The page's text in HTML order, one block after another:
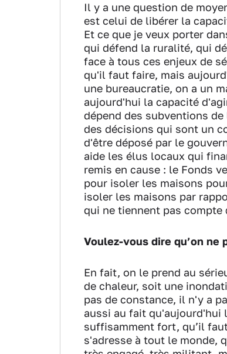
Il y a une question de
est celui de libérer la
Et ce que je veux porter
qui défend la ruralité, qui
face à tous ces enjeux de
qu'il faut faire, mais
une bureaucratie, on a un
aujourd'hui la capacité
dépend des subventions
des décisions qui sont un
d'être déposé par le
aide les élus locaux qui
remis en cause : le Fonds
pour isoler les maisons
isoler les maisons par
qui ne tiennent pas
Voulez-vous dire qu’on ne
En fait, on le prend au
de chaleur, soit une
pas de constance, il n'y a
aussi au fait qu'aujourd'hui
suffisamment fort, qu’il
s'adresse à tout le monde,